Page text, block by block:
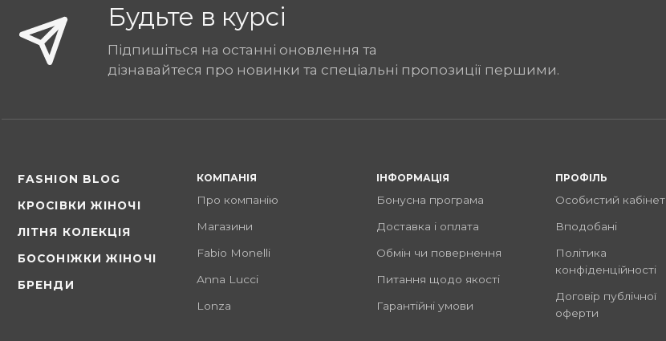
Будьте в курсі
Підпишіться на останні оновлення та
дізнавайтеся про новинки та спеціальні пропозиції першими.
FASHION BLOG
КРОСІВКИ ЖІНОЧІ
ЛІТНЯ КОЛЕКЦІЯ
БОСОНІЖКИ ЖІНОЧІ
БРЕНДИ
КОМПАНІЯ
Про компанію
Магазини
Fabio Monelli
Anna Lucci
Lonza
ІНФОРМАЦІЯ
Бонусна програма
Доставка і оплата
Обмін чи повернення
Питання щодо якості
Гарантійні умови
ПРОФІЛЬ
Особистий кабінет
Вподобані
Політика
конфіденційності
Договір публічної
оферти